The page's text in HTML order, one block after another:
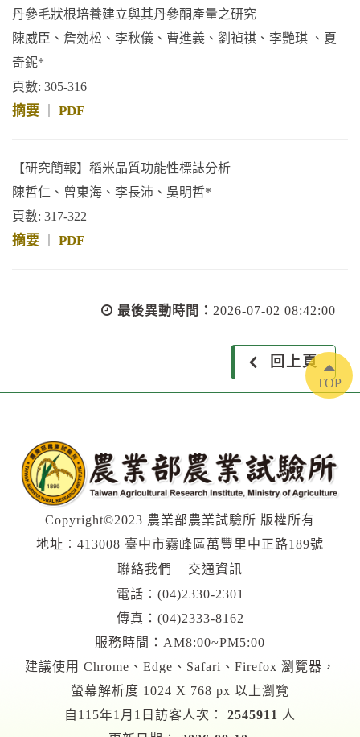
丹參毛狀根培養建立與其丹參酮產量之研究
陳威臣、詹効松、李秋儀、曹進義、劉禎祺、李艷琪 、夏
奇鈮*
頁數: 305-316
摘要 PDF
【研究簡報】稻米品質功能性標誌分析
陳哲仁、曾東海、李長沛、吳明哲*
頁數: 317-322
摘要 PDF
最後異動時間： 2026-07-02 08:42:00
回上頁
Copyright©2023 農業部農業試驗所 版權所有
地址︰413008 臺中市霧峰區萬豐里中正路189號
聯絡我們
交通資訊
電話︰ (04)2330-2301
傳真：(04)2333-8162
服務時間：AM8:00~PM5:00
建議使用 Chrome、Edge、Safari、Firefox 瀏覽器，
螢幕解析度 1024 X 768 px 以上瀏覽
自115年1月1日訪客人次：
2545911 人
TOP